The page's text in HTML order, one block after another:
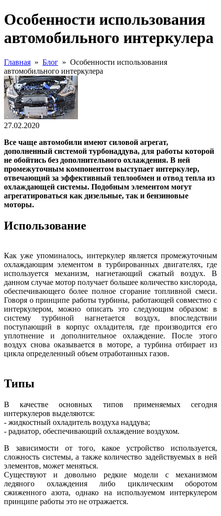
Особенности использования
автомобильного интеркулера
Главная » Блог » Особенности использования
автомобильного интеркулера
27.02.2020
Все чаще автомобили имеют силовой агрегат,
дополненный системой турбонаддува, для работы которой
не обойтись без дополнительного охлаждения. В ней
промежуточным компонентом выступает интеркулер,
отвечающий за эффективный теплообмен и отвод тепла из
охлаждающей системы. Подобным элементом могут
агрегатироваться как дизельные, так и бензиновые
моторы.
Использование
Как уже упоминалось, интеркулер является промежуточным
охлаждающим элементом в турбированных двигателях, где
используется механизм, нагнетающий сжатый воздух. В
данном случае мотор получает большее количество кислорода,
обеспечивающего более полное сгорание топливной смеси.
Говоря о принципе работы турбины, работающей совместно с
интеркулером, можно описать это следующим образом: в
систему турбиной нагнетается воздух, впоследствии
поступающий в корпус охладителя, где производится его
уплотнение и дополнительное охлаждение. После этого
воздух снова оказывается в моторе, а турбина отбирает из
цикла определенный объем отработанных газов.
Типы
В качестве основных типов применяемых сегодня
интеркулеров выделяются:
- жидкостный охладитель воздуха наддува;
- радиатор, обеспечивающий охлаждение воздухом.
В зависимости от того, какое устройство используется,
сложность системы, а также количество задействуемых в ней
элементов, может меняться.
Существуют и довольно редкие модели с механизмом
ледяного охлаждения либо циклическим оборотом
сжиженного азота, однако на используемом интеркулером
принципе работы это не отражается.